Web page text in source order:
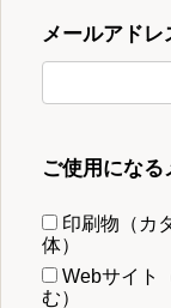
メールアドレ
ご使用になる
印刷物（カ
体）
Webサイト
む）